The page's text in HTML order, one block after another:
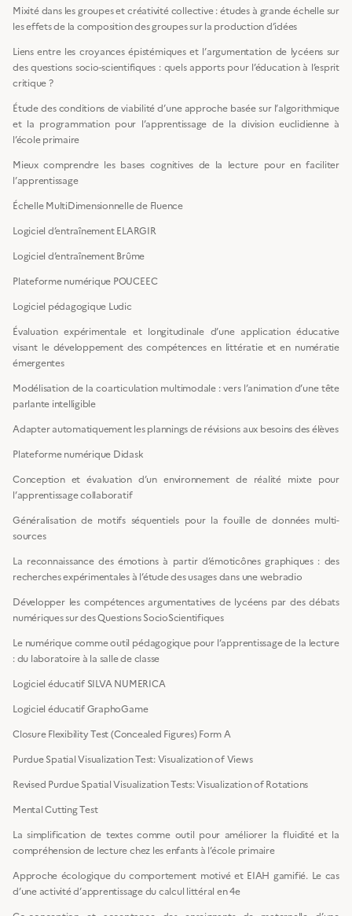
Mixité dans les groupes et créativité collective : études à grande échelle sur
les effets de la composition des groupes sur la production d’idées
Liens entre les croyances épistémiques et l’argumentation de lycéens sur
des questions socio-scientifiques : quels apports pour l’éducation à l’esprit
critique ?
Étude des conditions de viabilité d’une approche basée sur l’algorithmique
et la programmation pour l’apprentissage de la division euclidienne à
l’école primaire
Mieux comprendre les bases cognitives de la lecture pour en faciliter
l’apprentissage
Échelle MultiDimensionnelle de Fluence
Logiciel d’entraînement ELARGIR
Logiciel d’entraînement Brûme
Plateforme numérique POUCEEC
Logiciel pédagogique Ludic
Évaluation expérimentale et longitudinale d’une application éducative
visant le développement des compétences en littératie et en numératie
émergentes
Modélisation de la coarticulation multimodale : vers l’animation d’une tête
parlante intelligible
Adapter automatiquement les plannings de révisions aux besoins des élèves
Plateforme numérique Didask
Conception et évaluation d’un environnement de réalité mixte pour
l’apprentissage collaboratif
Généralisation de motifs séquentiels pour la fouille de données multi-
sources
La reconnaissance des émotions à partir d’émoticônes graphiques : des
recherches expérimentales à l’étude des usages dans une webradio
Développer les compétences argumentatives de lycéens par des débats
numériques sur des Questions SocioScientifiques
Le numérique comme outil pédagogique pour l’apprentissage de la lecture
: du laboratoire à la salle de classe
Logiciel éducatif SILVA NUMERICA
Logiciel éducatif GraphoGame
Closure Flexibility Test (Concealed Figures) Form A
Purdue Spatial Visualization Test: Visualization of Views
Revised Purdue Spatial Visualization Tests: Visualization of Rotations
Mental Cutting Test
La simplification de textes comme outil pour améliorer la fluidité et la
compréhension de lecture chez les enfants à l’école primaire
Approche écologique du comportement motivé et EIAH gamifié. Le cas
d’une activité d’apprentissage du calcul littéral en 4e